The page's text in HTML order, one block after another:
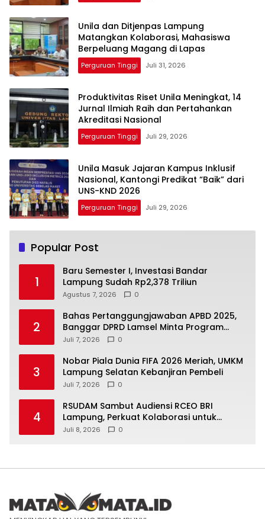
Unila dan Ditjenpas Lampung
Matangkan Kolaborasi, Mahasiswa
Berpeluang Magang di Lapas
Perguruan Tinggi Juli 31, 2026
Produktivitas Riset Unila Meningkat, 14
Jurnal Ilmiah Raih dan Pertahankan
Akreditasi Nasional
Perguruan Tinggi Juli 29, 2026
Unila Masuk Jajaran Kampus Inklusif
Nasional, Kantongi Predikat “Baik” dari
UNS-KND 2026
Perguruan Tinggi Juli 29, 2026
Popular Post
1
Baru Semester I, Investasi Bandar
Lampung Sudah Rp2,378 Triliun
Agustus 7, 2026 0
2
Bahas Pertanggungjawaban APBD 2025,
Banggar DPRD Lamsel Minta Program
UMKM Lebih Tepat Sasaran
Juli 7, 2026 0
3
Nobar Piala Dunia FIFA 2026 Meriah, UMKM
Lampung Selatan Kebanjiran Pembeli
Juli 7, 2026 0
4
RSUDAM Sambut Audiensi RCEO BRI
Lampung, Perkuat Kolaborasi untuk
Pengembangan Layanan dan SDM
Juli 8, 2026 0